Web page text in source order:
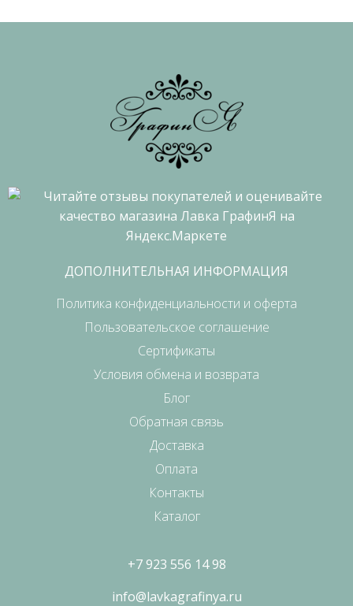
ДОПОЛНИТЕЛЬНАЯ ИНФОРМАЦИЯ
Политика конфиденциальности и оферта
Пользовательское соглашение
Сертификаты
Условия обмена и возврата
Блог
Обратная связь
Доставка
Оплата
Контакты
Каталог
+7 923 556 14 98
info@lavkagrafinya.ru